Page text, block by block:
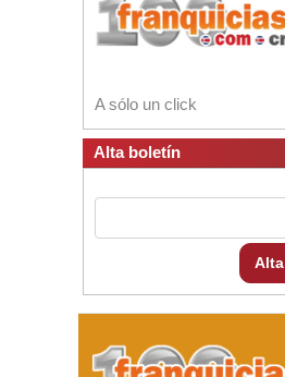
A sólo un click
Alta boletín
Alta